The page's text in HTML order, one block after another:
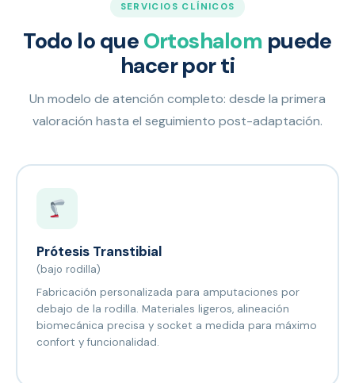
SERVICIOS CLÍNICOS
Todo lo que Ortoshalom puede
hacer por ti
Un modelo de atención completo: desde la primera
valoración hasta el seguimiento post-adaptación.
Prótesis Transtibial
(bajo rodilla)
Fabricación personalizada para amputaciones por
debajo de la rodilla. Materiales ligeros, alineación
biomecánica precisa y socket a medida para máximo
confort y funcionalidad.